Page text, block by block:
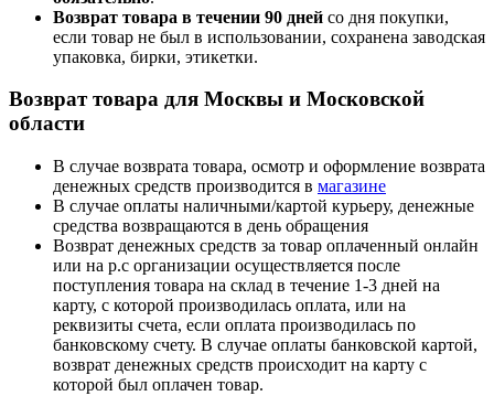
Возврат товара в течении 90 дней со дня покупки,
если товар не был в использовании, сохранена заводская
упаковка, бирки, этикетки.
Возврат товара для Москвы и Московской
области
В случае возврата товара, осмотр и оформление возврата
денежных средств производится в магазине
В случае оплаты наличными/картой курьеру, денежные
средства возвращаются в день обращения
Возврат денежных средств за товар оплаченный онлайн
или на р.с организации осуществляется после
поступления товара на склад в течение 1-3 дней на
карту, с которой производилась оплата, или на
реквизиты счета, если оплата производилась по
банковскому счету. В случае оплаты банковской картой,
возврат денежных средств происходит на карту с
которой был оплачен товар.